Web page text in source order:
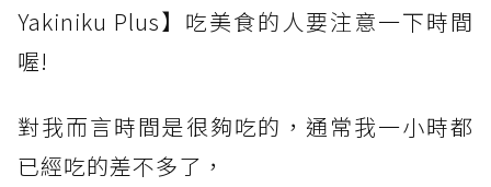
Yakiniku Plus】吃美食的人要注意一下時間
喔!
對我而言時間是很夠吃的，通常我一小時都
已經吃的差不多了，